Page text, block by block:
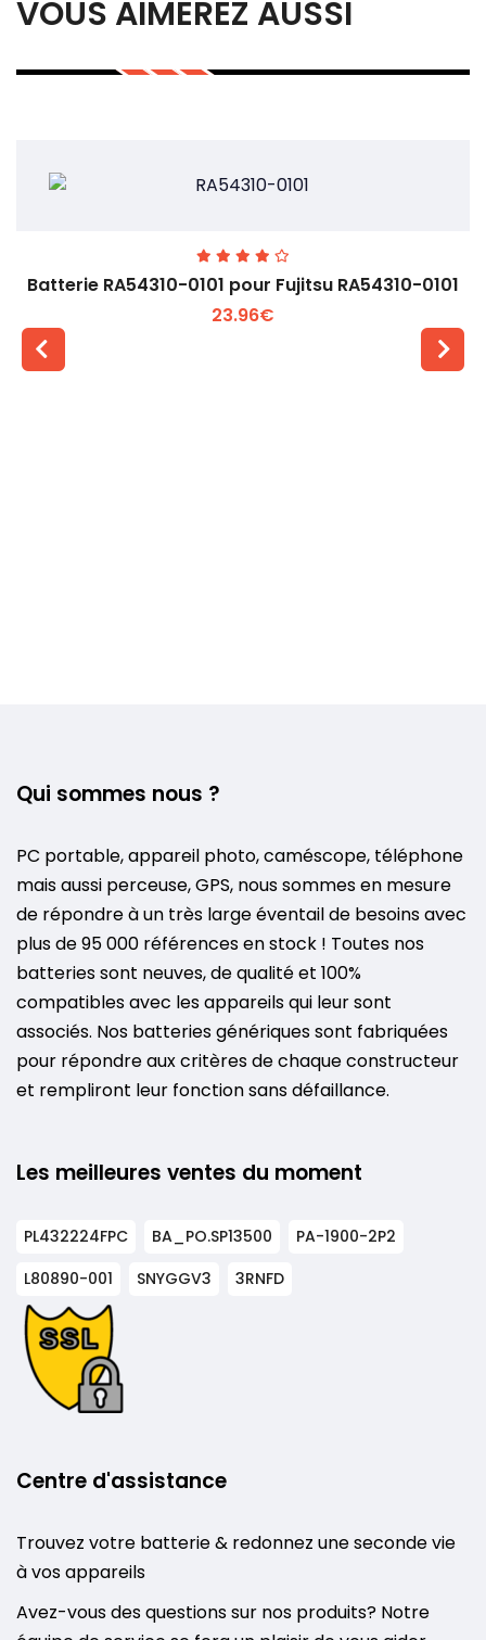
VOUS AIMEREZ AUSSI
Batterie RA54310-0101 pour Fujitsu RA54310-0101
23.96€
Qui sommes nous ?
PC portable, appareil photo, caméscope, téléphone
mais aussi perceuse, GPS, nous sommes en mesure
de répondre à un très large éventail de besoins avec
plus de 95 000 références en stock ! Toutes nos
batteries sont neuves, de qualité et 100%
compatibles avec les appareils qui leur sont
associés. Nos batteries génériques sont fabriquées
pour répondre aux critères de chaque constructeur
et rempliront leur fonction sans défaillance.
Les meilleures ventes du moment
PL432224FPC BA_PO.SP13500
PA-1900-2P2
L80890-001
SNYGGV3 3RNFD
Centre d'assistance
Trouvez votre batterie & redonnez une seconde vie
à vos appareils
Avez-vous des questions sur nos produits? Notre